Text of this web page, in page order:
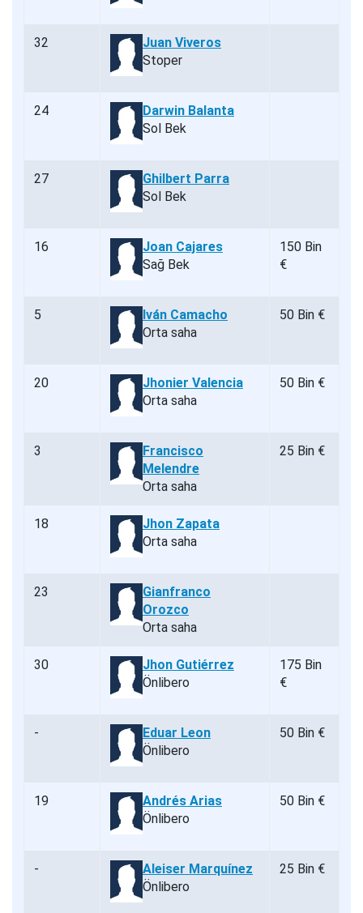
32
Juan Viveros
Stoper
24
Darwin Balanta
Sol Bek
27
Ghilbert Parra
Sol Bek
16
Joan Cajares
Sağ Bek
150 Bin
€
5
Iván Camacho
Orta saha
50 Bin €
20
Jhonier Valencia
Orta saha
50 Bin €
3
Francisco
Melendre
Orta saha
25 Bin €
18
Jhon Zapata
Orta saha
23
Gianfranco
Orozco
Orta saha
30
Jhon Gutiérrez
Önlibero
175 Bin
€
-
Eduar Leon
Önlibero
50 Bin €
19
Andrés Arias
Önlibero
50 Bin €
-
Aleiser Marquínez
Önlibero
25 Bin €